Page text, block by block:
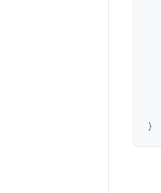
}